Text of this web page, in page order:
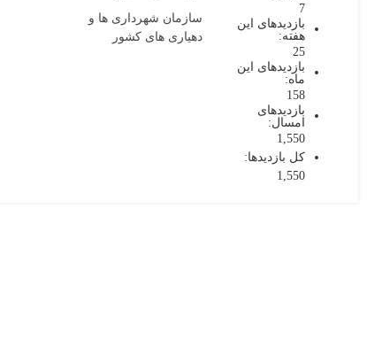
7
بازدیدهای این
هفته:
25
بازدیدهای این
ماه:
158
بازدیدهای
امسال:
1,550
کل بازدیدها:
1,550
سازمان شهرداری ها و
دهیاری های کشور